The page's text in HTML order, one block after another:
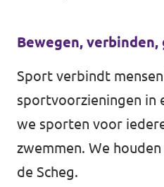
Enschede
Hengelo
Bewegen,
Sport verbindt
sportvoorzieningen in
we sporten voor
zwemmen. We
de Scheg.